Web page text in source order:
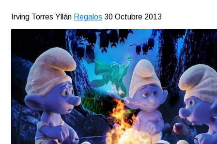
Irving Torres Yllán Regalos 30 Octubre 2013